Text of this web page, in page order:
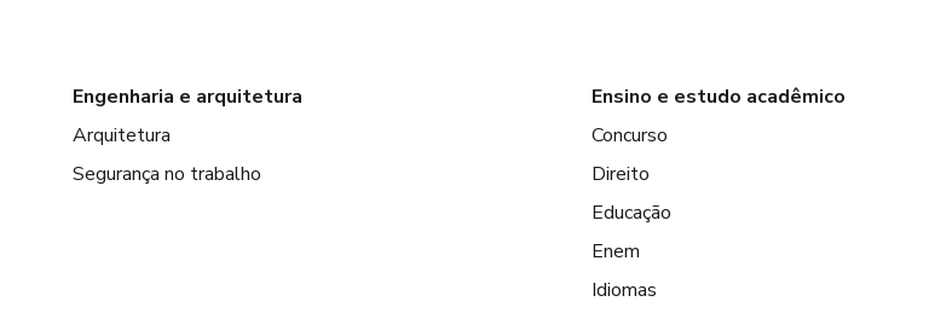
Engenharia e arquitetura
Arquitetura
Segurança no trabalho
Ensino e estudo acadêmico
Concurso
Direito
Educação
Enem
Idiomas